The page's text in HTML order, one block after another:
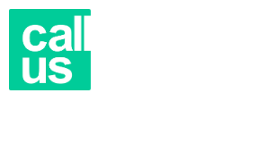
Zum
Inhalt
springen